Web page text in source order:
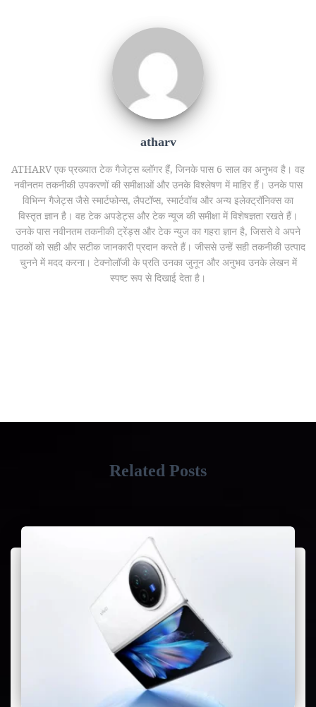
atharv
ATHARV एक प्रख्यात टेक गैजेट्स ब्लॉगर हैं, जिनके पास 6 साल का अनुभव है। वह
नवीनतम तकनीकी उपकरणों की समीक्षाओं और उनके विश्लेषण में माहिर हैं। उनके पास
विभिन्न गैजेट्स जैसे स्मार्टफोन्स, लैपटॉप्स, स्मार्टवॉच और अन्य इलेक्ट्रॉनिक्स का
विस्तृत ज्ञान है। वह टेक अपडेट्स और टेक न्यूज की समीक्षा में विशेषज्ञता रखते हैं।
उनके पास नवीनतम तकनीकी ट्रेंड्स और टेक न्युज का गहरा ज्ञान है, जिससे वे अपने
पाठकों को सही और सटीक जानकारी प्रदान करते हैं। जीससे उन्हें सही तकनीकी उत्पाद
चुनने में मदद करना। टेक्नोलॉजी के प्रति उनका जुनून और अनुभव उनके लेखन में
स्पष्ट रूप से दिखाई देता है।
Related Posts